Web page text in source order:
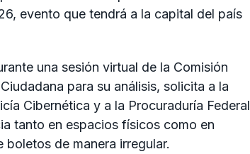
evento que tendrá a la capital del país
una sesión virtual de la Comisión
para su análisis, solicita a la
Cibernética y a la Procuraduría Federal
tanto en espacios físicos como en
de manera irregular.